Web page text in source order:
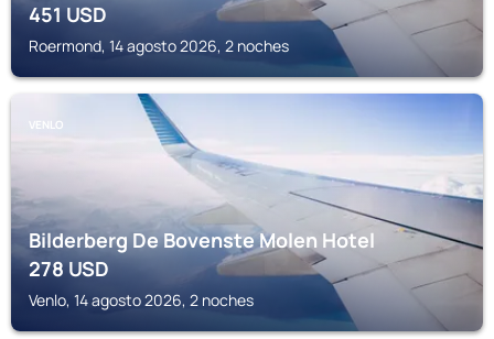
451USD
Roermond, 14 agosto 2026, 2 noches
VENLO
Bilderberg De Bovenste Molen Hotel
278USD
Venlo, 14 agosto 2026, 2 noches